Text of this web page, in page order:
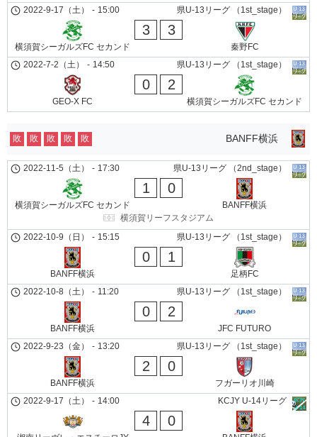
県U-13リーグ （1st_stage）
2022-9-17（土） - 15:00
横須賀シーガルズFC セカンド
3 3
秦野FC
県U-13リーグ （1st_stage）
2022-7-2（土） - 14:50
GEO-X FC
0 2
横須賀シーガルズFC セカンド
BANFF横浜
敗 敗 敗 敗 敗
県U-13リーグ （2nd_stage）
2022-11-5（土） - 17:30
横須賀シーガルズFC セカンド
1 0
BANFF横浜
横須賀リーフスタジアム
県U-13リーグ （1st_stage）
2022-10-9（日） - 15:15
BANFF横浜
0 1
足柄FC
県U-13リーグ （1st_stage）
2022-10-8（土） - 11:20
BANFF横浜
0 2
JFC FUTURO
県U-13リーグ （1st_stage）
2022-9-23（金） - 13:20
BANFF横浜
2 0
フガーリオ川崎
KCJY U-14リーグ
2022-9-17（土） - 14:00
4 0